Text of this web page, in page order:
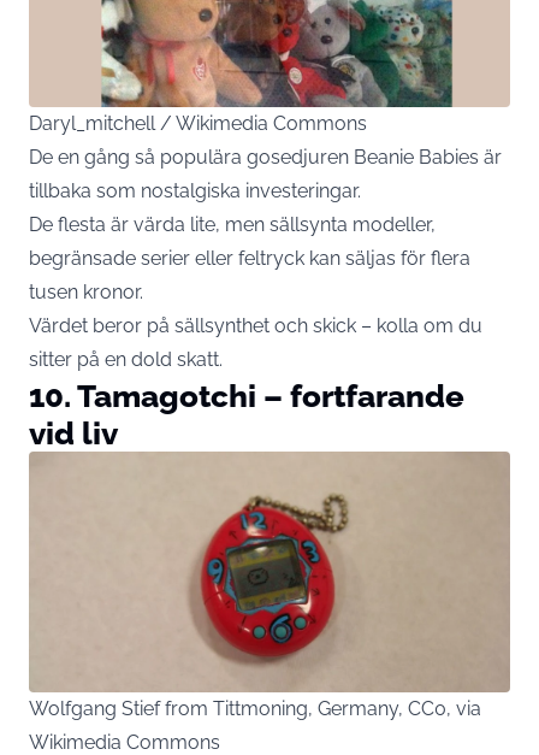
Daryl_mitchell / Wikimedia Commons
De en gång så populära gosedjuren Beanie Babies är
tillbaka som nostalgiska investeringar.
De flesta är värda lite, men sällsynta modeller,
begränsade serier eller feltryck kan säljas för flera
tusen kronor.
Värdet beror på sällsynthet och skick – kolla om du
sitter på en dold skatt.
10. Tamagotchi – fortfarande
vid liv
Wolfgang Stief from Tittmoning, Germany, CC0, via
Wikimedia Commons